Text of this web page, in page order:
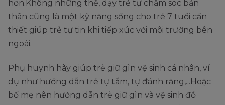
hơn.Không những thế, dạy trẻ tự chăm soc bản
thân cũng là một kỹ năng sống cho trẻ 7 tuổi cần
thiết giúp trẻ tự tin khi tiếp xúc với môi trường bên
ngoài.
Phụ huynh hãy giúp trẻ giữ gìn vệ sinh cá nhân, ví
dụ như hướng dẫn trẻ tự tắm, tự đánh răng,...Hoặc
bố mẹ nên hướng dẫn trẻ giữ gìn và vệ sinh đồ